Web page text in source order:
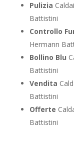
Pulizia
Battistini
Controllo
Hermann
Bollino Blu
Battistini
Vendita
Battistini
Offerte
Battistini